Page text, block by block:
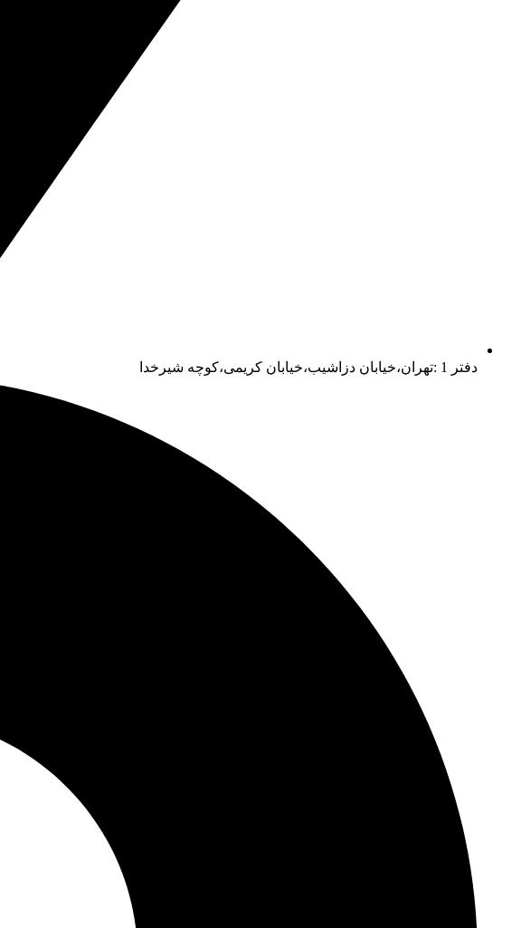
دفتر 1 :تهران،خیابان دزاشیب،خیابان کریمی،کوچه شیرخدا